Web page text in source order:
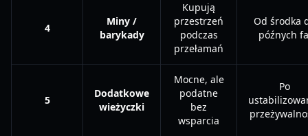
4
Miny /
barykady
Kupują
przestrzeń
podczas
przełamań
Od środka
późnych
5
Dodatkowe
wieżyczki
Mocne, ale
podatne
bez
wsparcia
Po